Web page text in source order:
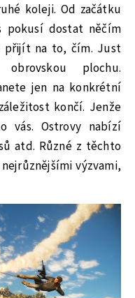
koleji. Od začátku
pokusí dostat něčím
přijít na to, čím. Just
plochu.
jen na konkrétní
končí. Jenže
vás. Ostrovy nabízí
atd. Různé z těchto
výzvami,